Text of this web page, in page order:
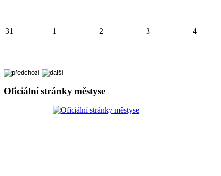
31 1 2 3 4
Oficiální stránky městyse